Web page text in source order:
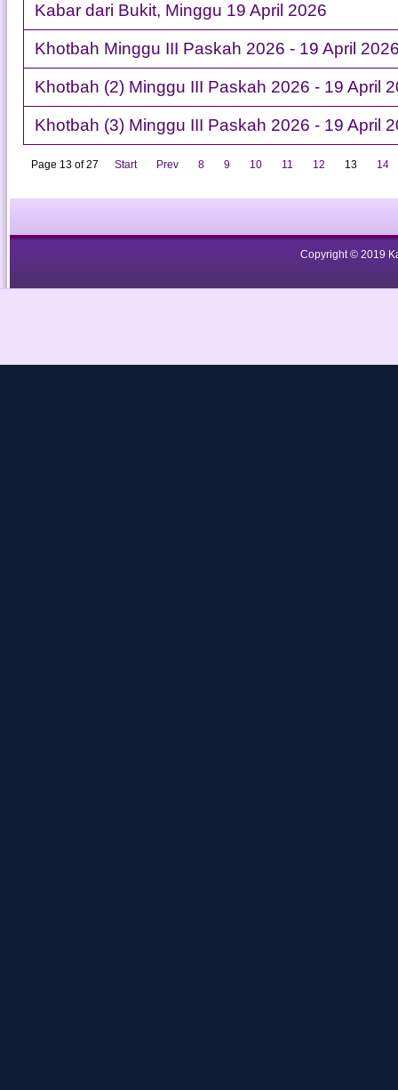
Kabar dari Bukit, Minggu 19 April 2026
Khotbah Minggu III Paskah 2026 - 19 April
Khotbah (2) Minggu III Paskah 2026 - 19 April
Khotbah (3) Minggu III Paskah 2026 - 19 April
Page 13 of 27 Start Prev 8 9 10 11 12 13 14
Copyright © 2019